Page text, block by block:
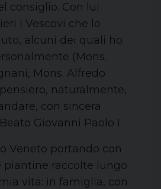
consiglio. Con lui
i Vescovi che lo
alcuni dei quali ho
(Mons.
Mons. Alfredo
naturalmente,
con sincera
Giovanni Paolo I.
Veneto portando con
piantine raccolte lungo
vita: in famiglia, con